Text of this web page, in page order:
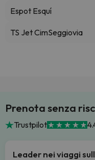
Espot Esquí
TS Jet CimSeggiovia
Prenota senza
Trustpilot
Leader nei viaggi